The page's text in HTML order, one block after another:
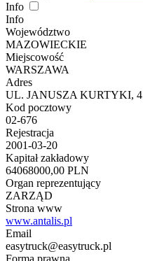
Info
Info
Województwo
MAZOWIECKIE
Miejscowość
WARSZAWA
Adres
UL. JANUSZA KURTYKI, 4
Kod pocztowy
02-676
Rejestracja
2001-03-20
Kapitał zakładowy
64068000,00 PLN
Organ reprezentujący
ZARZĄD
Strona www
www.antalis.pl
Email
easytruck@easytruck.pl